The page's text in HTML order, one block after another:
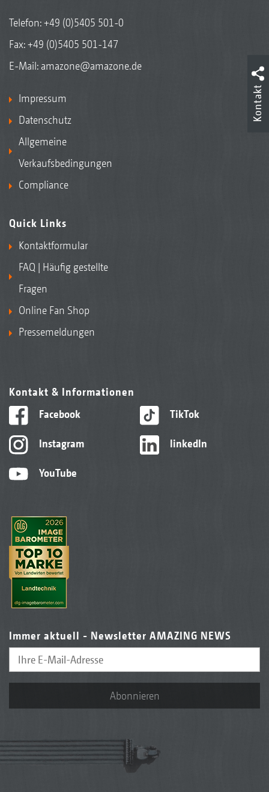
Telefon:+49 (0)5405 501-0
Fax: +49 (0)5405 501-147
E-Mail: amazone@amazone.de
Impressum
Datenschutz
Allgemeine
Verkaufsbedingungen
Compliance
Quick Links
Kontaktformular
FAQ | Häufig gestellte
Fragen
Online Fan Shop
Pressemeldungen
Kontakt & Informationen
Facebook
Instagram
YouTube
TikTok
linkedIn
Immer aktuell - Newsletter AMAZING NEWS
Abonnieren
Kontakt